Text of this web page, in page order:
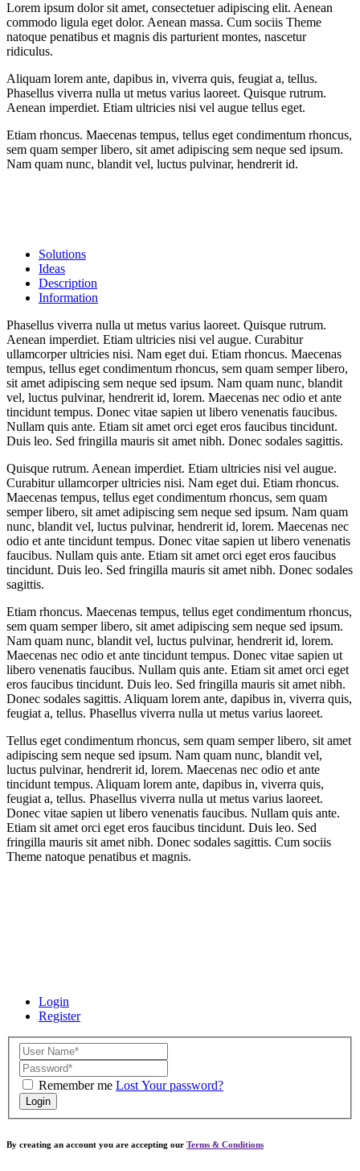
Lorem ipsum dolor sit amet, consectetuer adipiscing elit. Aenean
commodo ligula eget dolor. Aenean massa. Cum sociis Theme
natoque penatibus et magnis dis parturient montes, nascetur
ridiculus.
Aliquam lorem ante, dapibus in, viverra quis, feugiat a, tellus.
Phasellus viverra nulla ut metus varius laoreet. Quisque rutrum.
Aenean imperdiet. Etiam ultricies nisi vel augue tellus eget.
Etiam rhoncus. Maecenas tempus, tellus eget condimentum rhoncus,
sem quam semper libero, sit amet adipiscing sem neque sed ipsum.
Nam quam nunc, blandit vel, luctus pulvinar, hendrerit id.
Solutions
Ideas
Description
Information
Phasellus viverra nulla ut metus varius laoreet. Quisque rutrum.
Aenean imperdiet. Etiam ultricies nisi vel augue. Curabitur
ullamcorper ultricies nisi. Nam eget dui. Etiam rhoncus. Maecenas
tempus, tellus eget condimentum rhoncus, sem quam semper libero,
sit amet adipiscing sem neque sed ipsum. Nam quam nunc, blandit
vel, luctus pulvinar, hendrerit id, lorem. Maecenas nec odio et ante
tincidunt tempus. Donec vitae sapien ut libero venenatis faucibus.
Nullam quis ante. Etiam sit amet orci eget eros faucibus tincidunt.
Duis leo. Sed fringilla mauris sit amet nibh. Donec sodales sagittis.
Quisque rutrum. Aenean imperdiet. Etiam ultricies nisi vel augue.
Curabitur ullamcorper ultricies nisi. Nam eget dui. Etiam rhoncus.
Maecenas tempus, tellus eget condimentum rhoncus, sem quam
semper libero, sit amet adipiscing sem neque sed ipsum. Nam quam
nunc, blandit vel, luctus pulvinar, hendrerit id, lorem. Maecenas nec
odio et ante tincidunt tempus. Donec vitae sapien ut libero venenatis
faucibus. Nullam quis ante. Etiam sit amet orci eget eros faucibus
tincidunt. Duis leo. Sed fringilla mauris sit amet nibh. Donec sodales
sagittis.
Etiam rhoncus. Maecenas tempus, tellus eget condimentum rhoncus,
sem quam semper libero, sit amet adipiscing sem neque sed ipsum.
Nam quam nunc, blandit vel, luctus pulvinar, hendrerit id, lorem.
Maecenas nec odio et ante tincidunt tempus. Donec vitae sapien ut
libero venenatis faucibus. Nullam quis ante. Etiam sit amet orci eget
eros faucibus tincidunt. Duis leo. Sed fringilla mauris sit amet nibh.
Donec sodales sagittis. Aliquam lorem ante, dapibus in, viverra quis,
feugiat a, tellus. Phasellus viverra nulla ut metus varius laoreet.
Tellus eget condimentum rhoncus, sem quam semper libero, sit amet
adipiscing sem neque sed ipsum. Nam quam nunc, blandit vel,
luctus pulvinar, hendrerit id, lorem. Maecenas nec odio et ante
tincidunt tempus. Aliquam lorem ante, dapibus in, viverra quis,
feugiat a, tellus. Phasellus viverra nulla ut metus varius laoreet.
Donec vitae sapien ut libero venenatis faucibus. Nullam quis ante.
Etiam sit amet orci eget eros faucibus tincidunt. Duis leo. Sed
fringilla mauris sit amet nibh. Donec sodales sagittis. Cum sociis
Theme natoque penatibus et magnis.
Login
Register
Remember me Lost Your password?
Login
By creating an account you are accepting our Terms & Conditions